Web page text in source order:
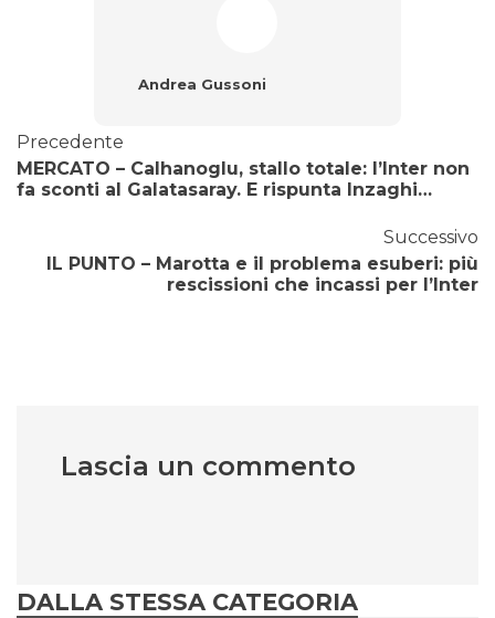
Andrea Gussoni
Precedente
MERCATO – Calhanoglu, stallo totale: l’Inter non
fa sconti al Galatasaray. E rispunta Inzaghi…
Successivo
IL PUNTO – Marotta e il problema esuberi: più
rescissioni che incassi per l’Inter
Lascia un commento
DALLA STESSA CATEGORIA